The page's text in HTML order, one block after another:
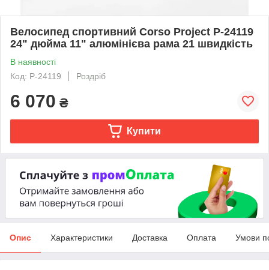
Велосипед спортивний Corso Project P-24119
24" дюйма 11" алюмінієва рама 21 швидкість
В наявності
Код: P-24119
Роздріб
6 070 ₴
Купити
Опис Характеристики Доставка Оплата Умови